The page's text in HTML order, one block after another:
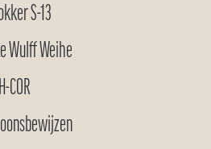
S-13
Wulff Weihe
COR